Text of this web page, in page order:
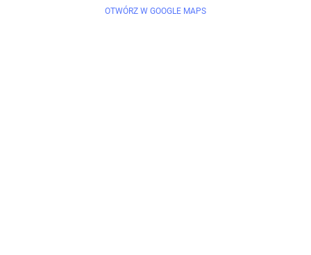
OTWÓRZ W GOOGLE MAPS